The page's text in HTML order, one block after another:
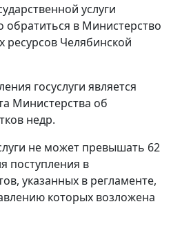
услуги
обратиться в Министерство
Челябинской
госуслуги является
Министерства об
недр.
не может превышать 62
поступления в
указанных в регламенте,
которых возложена